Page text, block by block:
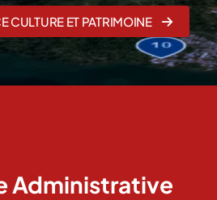
CULTURE ET PATRIMOINE
Administrative